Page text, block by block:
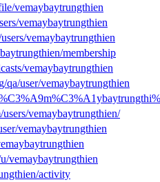
vemaybaytrungthien
vemaybaytrungthien
vemaybaytrungthien
membership
vemaybaytrungthien
qa/user/vemaybaytrungthien
vemaybaytrungthien/
vemaybaytrungthien
vemaybaytrungthien
activity